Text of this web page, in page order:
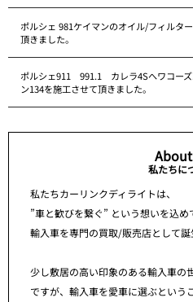
ポルシェ 981ケイマンのオイル/フィルタ
頂きました。
ポルシェ911 991.1 カレラ4Sへワコーズ
ン134を施工させて頂きました。
私たちに
私たちカーリンクディライトは、
”車と歓びを繋ぐ” という想いを込め
輸入車を専門の買取/販売店として誕
少し敷居の高い印象のある輸入車の世
ですが、輸入車を愛車に選ぶという